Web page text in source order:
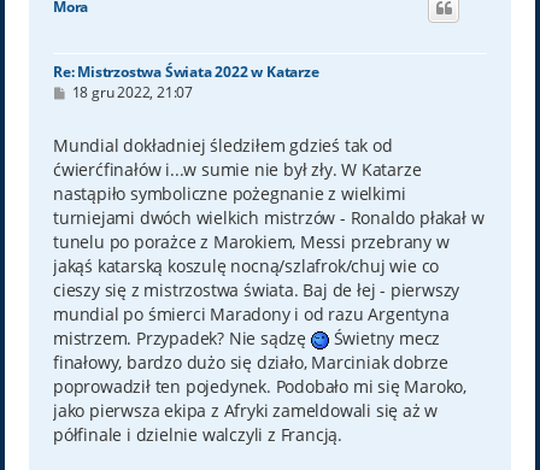
Mora
Re: Mistrzostwa Świata 2022 w Katarze
P
t
18 gru 2022, 21:07
Mundial dokładniej śledziłem gdzieś tak od
ćwierćfinałów i...w sumie nie był zły. W Katarze
nastąpiło symboliczne pożegnanie z wielkimi
turniejami dwóch wielkich mistrzów - Ronaldo płakał w
tunelu po porażce z Marokiem, Messi przebrany w
jakąś katarską koszulę nocną/szlafrok/chuj wie co
cieszy się z mistrzostwa świata. Baj de łej - pierwszy
mundial po śmierci Maradony i od razu Argentyna
mistrzem. Przypadek? Nie sądzę
Świetny mecz
finałowy, bardzo dużo się działo, Marciniak dobrze
poprowadził ten pojedynek. Podobało mi się Maroko,
jako pierwsza ekipa z Afryki zameldowali się aż w
półfinale i dzielnie walczyli z Francją.